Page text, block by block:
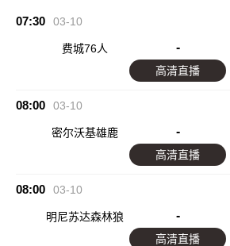
07:30 03-10
费城76人 -
高清直播
08:00 03-10
密尔沃基雄鹿 -
高清直播
08:00 03-10
明尼苏达森林狼 -
高清直播